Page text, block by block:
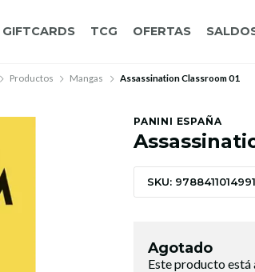
GIFTCARDS TCG OFERTAS
Productos Mangas Assassination Classroom 01
PANINI ESPAÑA
SKU: 9788411014991
Agotado
Este producto